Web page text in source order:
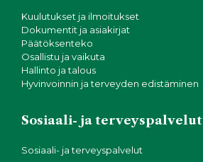
Kuulutukset ja ilmoitukset
Dokumentit ja asiakirjat
Päätöksenteko
Osallistu ja vaikuta
Hallinto ja talous
Hyvinvoinnin ja terveyden edistäminen
Sosiaali- ja terveyspalvelut
Sosiaali- ja terveyspalvelut